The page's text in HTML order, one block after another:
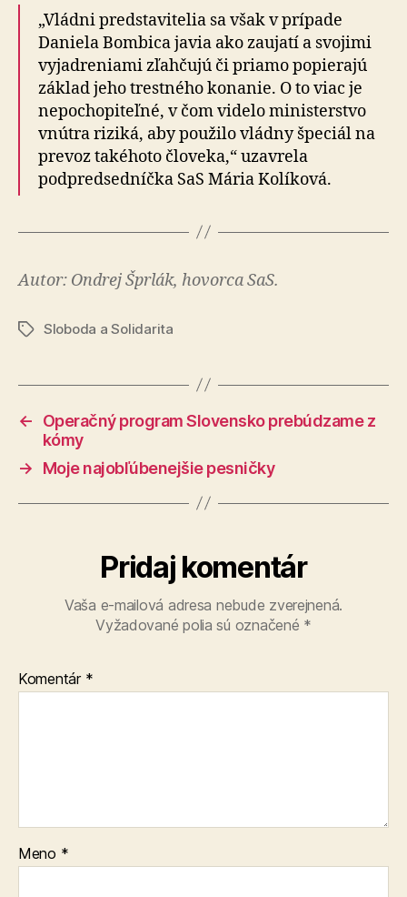
„Vládni predstavitelia sa však v prípade
Daniela Bombica javia ako zaujatí a svojimi
vyjadreniami zľahčujú či priamo popierajú
základ jeho trestného konanie. O to viac je
nepochopiteľné, v čom videlo ministerstvo
vnútra riziká, aby použilo vládny špeciál na
prevoz takéhoto človeka,“ uzavrela
podpredsedníčka SaS Mária Kolíková.
Autor: Ondrej Šprlák, hovorca SaS.
ZnačkySloboda a Solidarita
←
Operačný program Slovensko prebúdzame z
kómy
→
Moje najobľúbenejšie pesničky
Pridaj komentár
Vaša e-mailová adresa nebude zverejnená.
Vyžadované polia sú označené *
Komentár *
Meno *